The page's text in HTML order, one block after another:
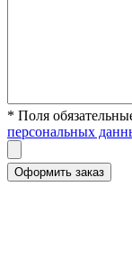
* Поля
персональных